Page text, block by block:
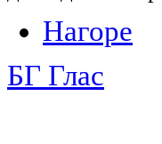
Нагоре
БГ Глас